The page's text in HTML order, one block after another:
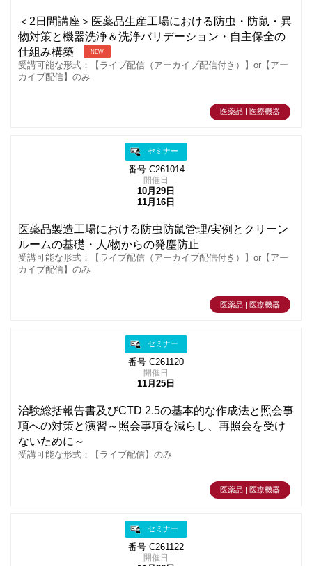
＜2日間講座＞医薬品生産工場における防虫・防鼠・異
物対策と機器洗浄＆洗浄バリデーション・自主保全の
仕組み構築
NEW
受講可能な形式：【ライブ配信（アーカイブ配信付き）】or【アー
カイブ配信】のみ
医薬品 | 医療機器
セミナー
番号 C261014
開催日
10月29日
11月16日
医薬品製造工場における防虫防鼠管理/実例とクリーン
ルームの基礎・人/物からの発塵防止
受講可能な形式：【ライブ配信（アーカイブ配信付き）】or【アー
カイブ配信】のみ
医薬品 | 医療機器
セミナー
番号 C261120
開催日
11月25日
治験総括報告書及びCTD 2.5の基本的な作成法と照会事
項への対策と演習～照会事項を減らし、再照会を受け
ないために～
受講可能な形式：【ライブ配信】のみ
医薬品 | 医療機器
セミナー
番号 C261122
開催日